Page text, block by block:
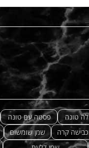
טונה פסטה עם טונה
קרה
שמן שומשום